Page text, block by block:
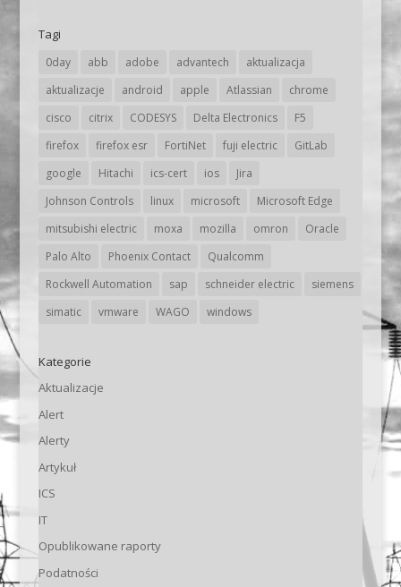
Tagi
0day abb adobe advantech
aktualizacja
aktualizacje
android apple Atlassian
chrome
cisco
citrix CODESYS Delta Electronics
F5
firefox
firefox esr FortiNet fuji electric
GitLab
google
Hitachi ics-cert ios
Jira
Johnson Controls
linux microsoft
Microsoft Edge
mitsubishi electric
moxa mozilla omron
Oracle
Palo Alto
Phoenix Contact
Qualcomm
Rockwell Automation
sap schneider electric
siemens
simatic
vmware WAGO windows
Kategorie
Aktualizacje
Alert
Alerty
Artykuł
ICS
IT
Opublikowane raporty
Podatności